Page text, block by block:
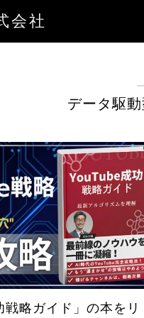
会社
データ駆
戦略ガイド」の本をリ